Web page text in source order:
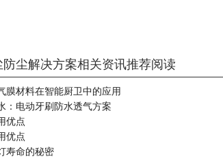
防尘解决方案相关资讯推荐阅读
膜材料在智能厨卫中的应用
：电动牙刷防水透气方案
优点
优点
寿命的秘密